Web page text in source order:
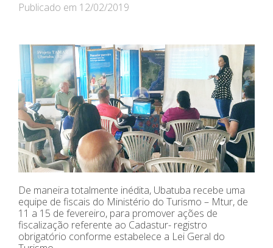
Publicado em 12/02/2019
De maneira totalmente inédita, Ubatuba recebe uma
equipe de fiscais do Ministério do Turismo – Mtur, de
11 a 15 de fevereiro, para promover ações de
fiscalização referente ao Cadastur- registro
obrigatório conforme estabelece a Lei Geral do